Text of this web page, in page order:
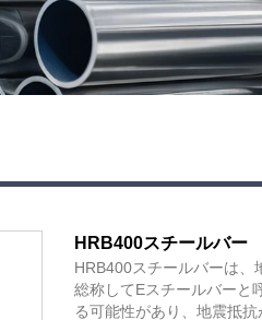
HRB400スチールバー
HRB400スチールバーは、
総称してEスチールバーと
る可能性があり、地震抵